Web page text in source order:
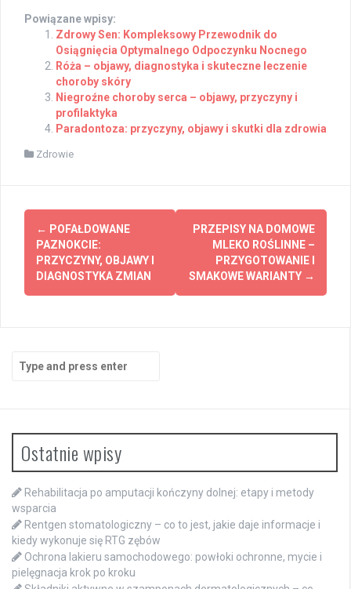
Powiązane wpisy:
Zdrowy Sen: Kompleksowy Przewodnik do
Osiągnięcia Optymalnego Odpoczynku Nocnego
Róża – objawy, diagnostyka i skuteczne leczenie
choroby skóry
Niegroźne choroby serca – objawy, przyczyny i
profilaktyka
Paradontoza: przyczyny, objawy i skutki dla zdrowia
Zdrowie
Post
navigation
← POFAŁDOWANE
PAZNOKCIE:
PRZYCZYNY, OBJAWY I
DIAGNOSTYKA ZMIAN
PRZEPISY NA DOMOWE
MLEKO ROŚLINNE –
PRZYGOTOWANIE I
SMAKOWE WARIANTY →
Search
for:
Ostatnie wpisy
Rehabilitacja po amputacji kończyny dolnej: etapy i metody
wsparcia
Rentgen stomatologiczny – co to jest, jakie daje informacje i
kiedy wykonuje się RTG zębów
Ochrona lakieru samochodowego: powłoki ochronne, mycie i
pielęgnacja krok po kroku